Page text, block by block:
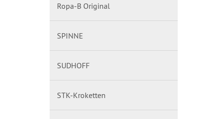
Ropa-B Original
SPINNE
SUDHOFF
STK-Kroketten